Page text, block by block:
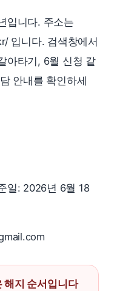
입니다. 주소는
입니다. 검색창에서
아타기, 6월 신청 같
안내를 확인하세
일: 2026년 6월 18
해지 순서입니다